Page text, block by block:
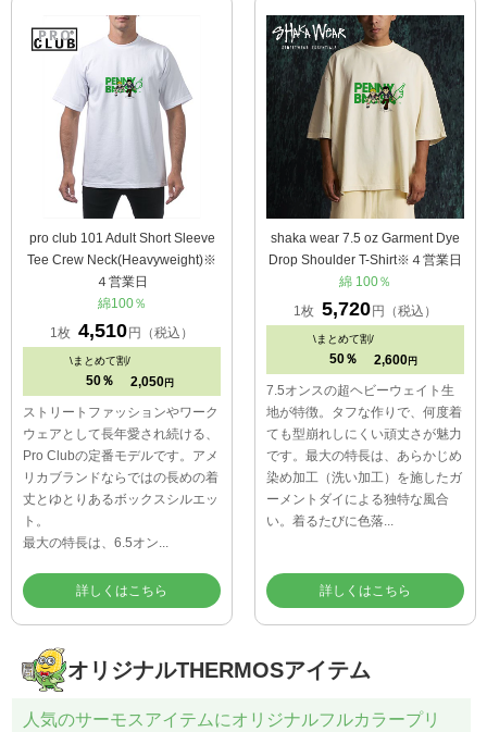
pro club 101 Adult Short Sleeve
Tee Crew Neck(Heavyweight)※
４営業日
綿100％
1枚 4,510 円（税込）
\まとめて割/
50％ 2,050 円
ストリートファッションやワーク
ウェアとして長年愛され続ける、
Pro Clubの定番モデルです。アメ
リカブランドならではの長めの着
丈とゆとりあるボックスシルエッ
ト。
最大の特長は、6.5オン...
詳しくはこちら
shaka wear 7.5 oz Garment Dye
Drop Shoulder T-Shirt※４営業日
綿 100％
1枚 5,720 円（税込）
\まとめて割/
50％ 2,600 円
7.5オンスの超ヘビーウェイト生
地が特徴。タフな作りで、何度着
ても型崩れしにくい頑丈さが魅力
です。最大の特長は、あらかじめ
染め加工（洗い加工）を施したガ
ーメントダイによる独特な風合
い。着るたびに色落...
詳しくはこちら
オリジナルTHERMOSアイテム
人気のサーモスアイテムにオリジナルフルカラープリ